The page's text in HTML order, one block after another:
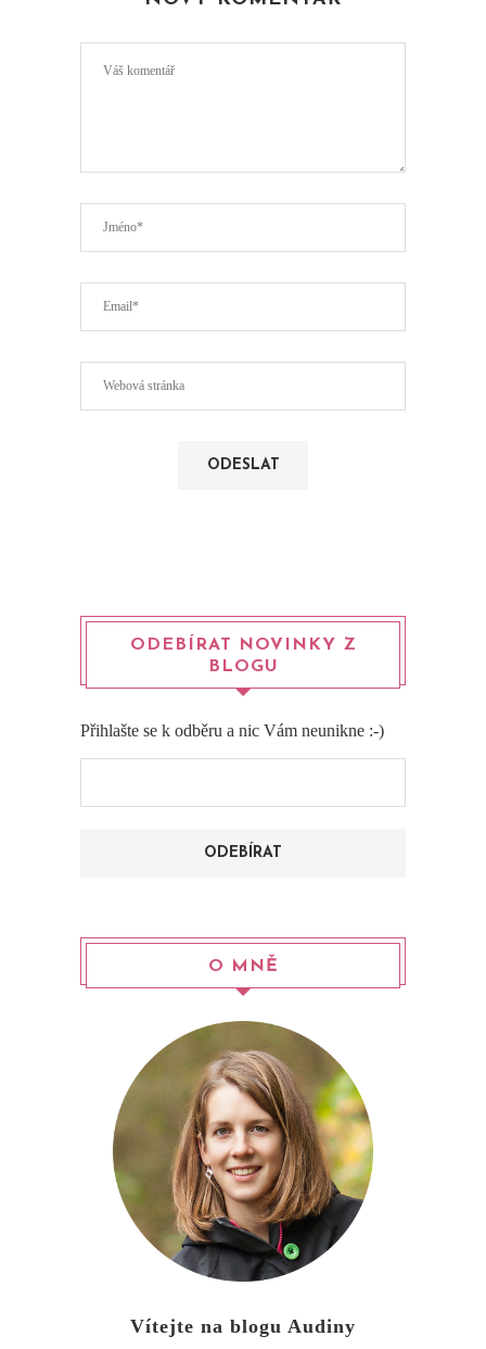
ODEBÍRAT NOVINKY Z
BLOGU
Přihlašte se k odběru a nic Vám neunikne :-)
O MNĚ
Vítejte na blogu Audiny